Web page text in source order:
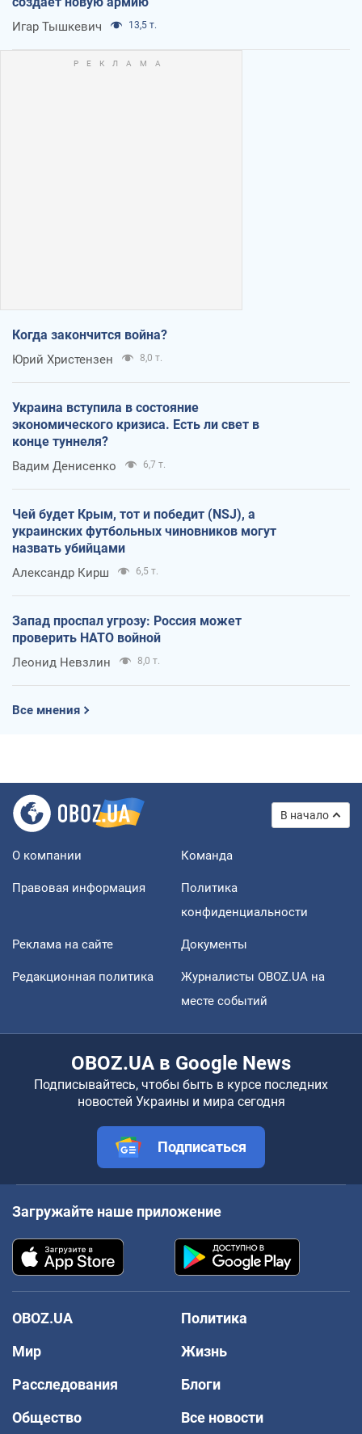
Игар Тышкевич 13,5 т.
Когда закончится война?
Юрий Христензен 8,0 т.
Украина вступила в состояние
экономического кризиса. Есть ли свет в
конце туннеля?
Вадим Денисенко 6,7 т.
Чей будет Крым, тот и победит (NSJ), а
украинских футбольных чиновников могут
назвать убийцами
Александр Кирш 6,5 т.
Запад проспал угрозу: Россия может
проверить НАТО войной
Леонид Невзлин 8,0 т.
Все мнения
В начало
О компании Команда
Правовая информация
Политика
конфиденциальности
Реклама на сайте Документы
Редакционная политика
Журналисты OBOZ.UA на
месте событий
OBOZ.UA в Google News
Подписывайтесь, чтобы быть в курсе последних
новостей Украины и мира сегодня
Подписаться
Загружайте наше приложение
OBOZ.UA
Политика
Мир
Жизнь
Расследования
Блоги
Общество
Все новости